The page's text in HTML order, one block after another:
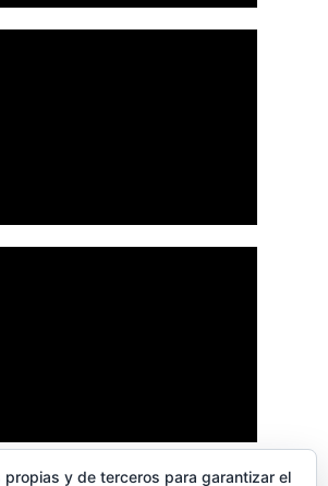
propias y de terceros para garantizar el